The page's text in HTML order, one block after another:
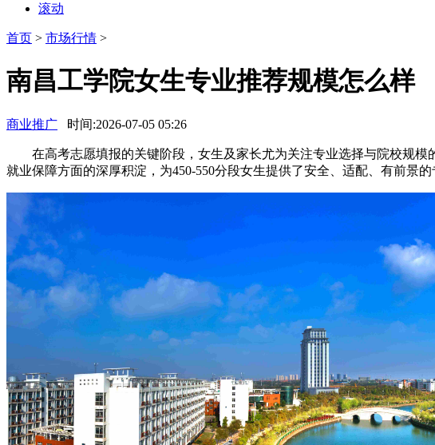
滚动
首页 > 市场行情 >
南昌工学院女生专业推荐规模怎么样
商业推广 时间:2026-07-05 05:26
在高考志愿填报的关键阶段，女生及家长尤为关注专业选择与院校规模
就业保障方面的深厚积淀，为450-550分段女生提供了安全、适配、有前景的